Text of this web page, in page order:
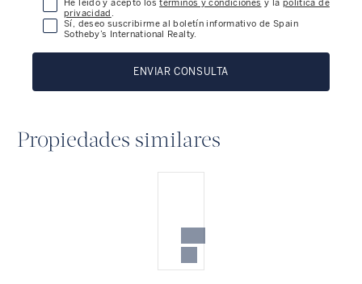
He leído y acepto lostérminos y condiciones y la política de
privacidad .
Sí, deseo suscribirme al boletín informativo de Spain
Sotheby’s International Realty.
ENVIAR CONSULTA
Propiedades similares